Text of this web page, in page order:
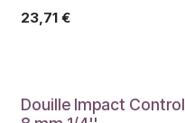
23,71 €
Douille Impact Control